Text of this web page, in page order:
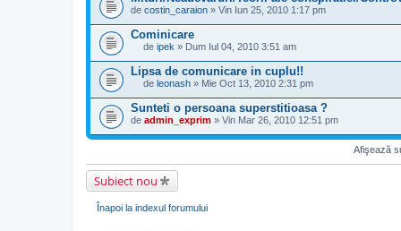
.r
e
u
n
o
n
d
a
j
.
e
c
t
a
r
e
u
n
o
n
d
a
a
t
a
ş
a
t
(
e
u
i
e
c
t
a
r
e
u
n
o
a
j
.
e
s
t
s
u
i
e
c
t
a
r
e
u
s
n
a
ş
i
e
r
(
)
a
t
a
ş
a
t
(
)
de costin_caraion » Vin Iun 25, 2010 1:17 pm
Cominicare
c
e
s
t
s
u
i
c
t
a
r
e
de ipek » Dum Iul 04, 2010 3:51 am
Lipsa de comunicare in cuplu!!
e
s
t
b
i
e
t
de leonash » Mie Oct 13, 2010 2:31 pm
Sunteti o persoana superstitioasa ?
de admin_exprim » Vin Mar 26, 2010 12:51 pm
Afişează
Subiect nou
Înapoi la indexul forumului